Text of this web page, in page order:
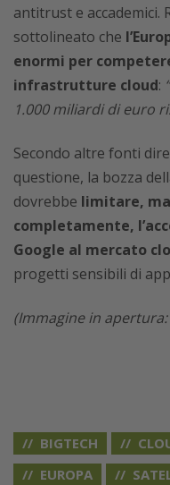
antitrust e accademici.
sottolineato che
enormi per
infrastrutture cloud:
1.000 miliardi di euro
Secondo altre fonti
questione, la bozza
dovrebbe limitare,
completamente,
Google al mercato
progetti sensibili di
(Immagine in
BIGTECH
EUROPA